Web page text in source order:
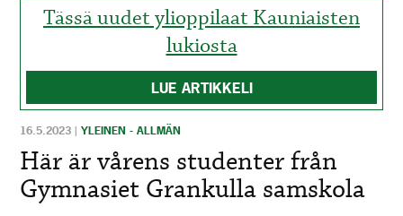
Tässä uudet ylioppilaat Kauniaisten
lukiosta
LUE ARTIKKELI
16.5.2023 |YLEINEN - ALLMÄN
Här är vårens studenter från
Gymnasiet Grankulla samskola